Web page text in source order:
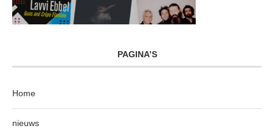
PAGINA’S
Home
nieuws